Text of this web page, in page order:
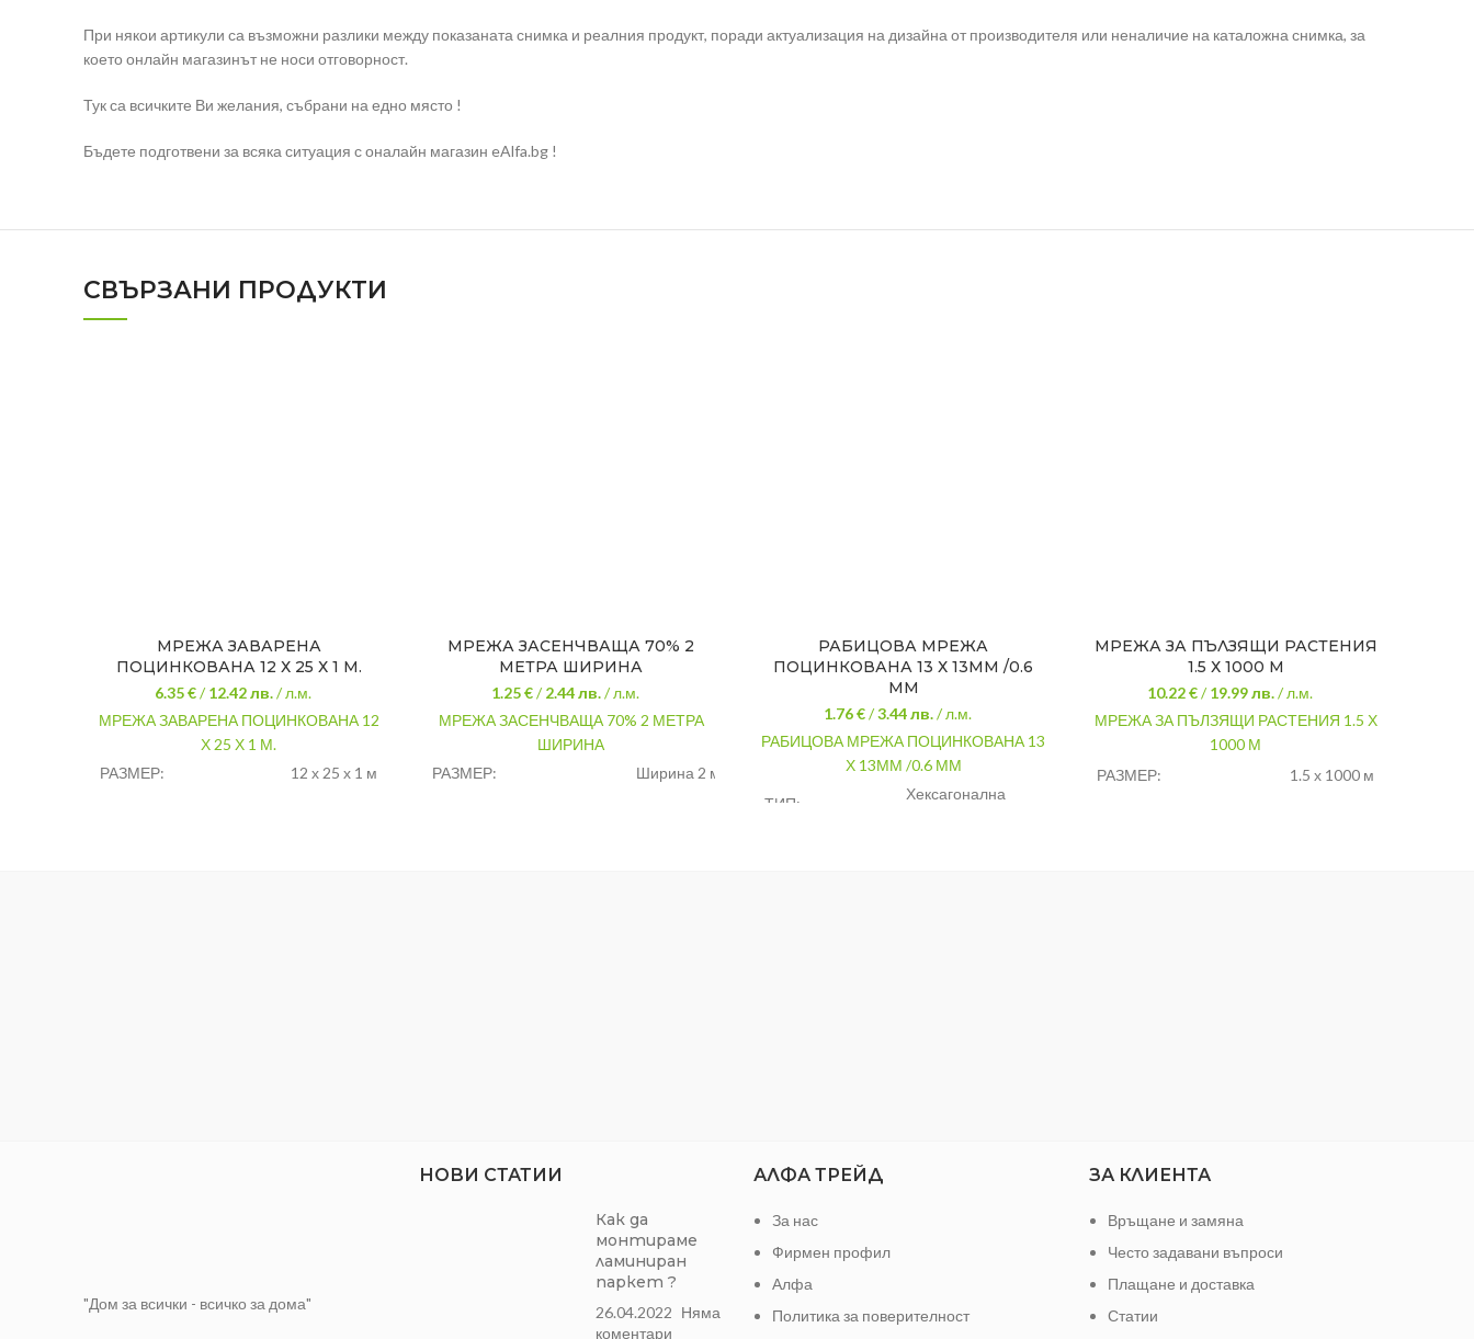
При някои артикули са възможни разлики между показаната снимка и реалния продукт, поради актуализация на дизайна от производителя или неналичие на каталожна снимка, за
което онлайн магазинът не носи отговорност.
Тук са всичките Ви желания, събрани на едно място !
Бъдете подготвени за всяка ситуация с оналайн магазин eAlfa.bg !
СВЪРЗАНИ ПРОДУКТИ
МРЕЖА ЗАВАРЕНА
ПОЦИНКОВАНА 12 Х 25 Х 1 М.
6.35 €/12.42лв./ л.м.
МРЕЖА ЗАВАРЕНА ПОЦИНКОВАНА 12
Х 25 Х 1 М.
РАЗМЕР:
12 х 25 х 1 м
МРЕЖА ЗАСЕНЧВАЩА 70% 2
МЕТРА ШИРИНА
1.25 €/2.44лв./ л.м.
МРЕЖА ЗАСЕНЧВАЩА 70% 2 МЕТРА
ШИРИНА
РАЗМЕР:
Ширина 2 метра
РАБИЦОВА МРЕЖА
ПОЦИНКОВАНА 13 Х 13ММ /0.6
ММ
1.76 €/3.44лв./ л.м.
РАБИЦОВА МРЕЖА ПОЦИНКОВАНА 13
Х 13ММ /0.6 ММ
ТИП:
Хексагонална
МРЕЖА ЗА ПЪЛЗЯЩИ РАСТЕНИЯ
1.5 Х 1000 М
10.22 €/19.99лв./ л.м.
МРЕЖА ЗА ПЪЛЗЯЩИ РАСТЕНИЯ 1.5 Х
1000 М
РАЗМЕР:
1.5 х 1000 м
"Дом за всички - всичко за дома"
НОВИ СТАТИИ
Как да
монтираме
ламиниран
паркет ?
26.04.2022 Няма
коментари
АЛФА ТРЕЙД
За нас
Фирмен профил
Алфа
Политика за поверителност
ЗА КЛИЕНТА
Връщане и замяна
Често задавани въпроси
Плащане и доставка
Статии